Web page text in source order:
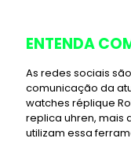
ENTENDA
As redes sociais
comunicação da
watches réplique
replica uhren, mais
utilizam essa